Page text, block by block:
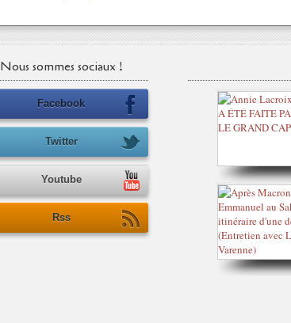
Nous sommes sociaux !
Facebook
Twitter
Youtube
Rss